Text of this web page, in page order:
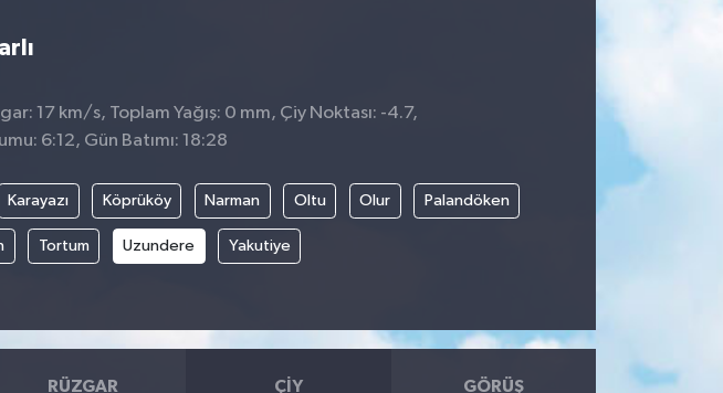
17 km/s, Toplam Yağış: 0 mm, Çiy Noktası: -4.7,
6:12, Gün Batımı: 18:28
Karayazı Köprüköy Narman Oltu Olur Palandöken
Tortum Uzundere Yakutiye
RÜZGAR ÇIY GÖRÜŞ